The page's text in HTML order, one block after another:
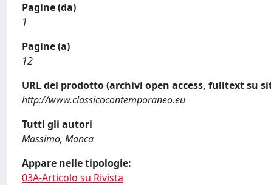
Pagine (da)
1
Pagine (a)
12
URL del prodotto (archivi open access, fulltext su
http://www.classicocontemporaneo.eu
Tutti gli autori
Massimo, Manca
Appare nelle tipologie:
03A-Articolo su Rivista